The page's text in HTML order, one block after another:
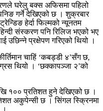
घरेलु बक्स अफिसमा पहिलो
गर्ने देखिएको छ । शुक्रबार
हेर्दा फिल्मको न्यूनतम
संस्करण पनि रिलिज भएको भए
उछिन्ने प्रक्षेपण गरिएको थियो ।
चाहिं ‘कबड्डी ४’सँग छ,
थियो । ‘छक्कापञ्जा २’को
१०० प्रतिशत हुने देखिएको छ ।
अकुपेन्सी छ । सिंगल स्क्रिनमा